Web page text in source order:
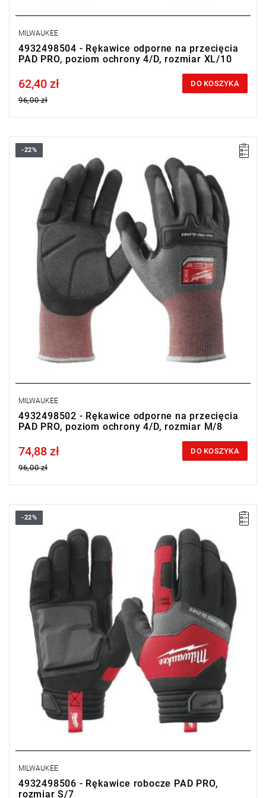
MILWAUKEE
4932498504 - Rękawice odporne na przecięcia
PAD PRO, poziom ochrony 4/D, rozmiar XL/10
Price tax included
62,40 zł
96,00 zł
DO KOSZYKA
-22%
MILWAUKEE
4932498502 - Rękawice odporne na przecięcia
PAD PRO, poziom ochrony 4/D, rozmiar M/8
Price tax included
74,88 zł
96,00 zł
DO KOSZYKA
-22%
MILWAUKEE
4932498506 - Rękawice robocze PAD PRO,
rozmiar S/7